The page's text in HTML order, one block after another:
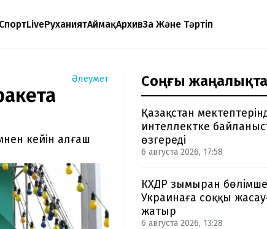
LiveРуханиятАймақАрхивЗаң Және Тәртіп
Әлеумет
кейін алғаш
Соңғы
Қазақстан
интеллектке
өзгереді
6 августа 2026, 17:58
КХДР зымыран
Украинаға соққы
жатыр
6 августа 2026, 13:28